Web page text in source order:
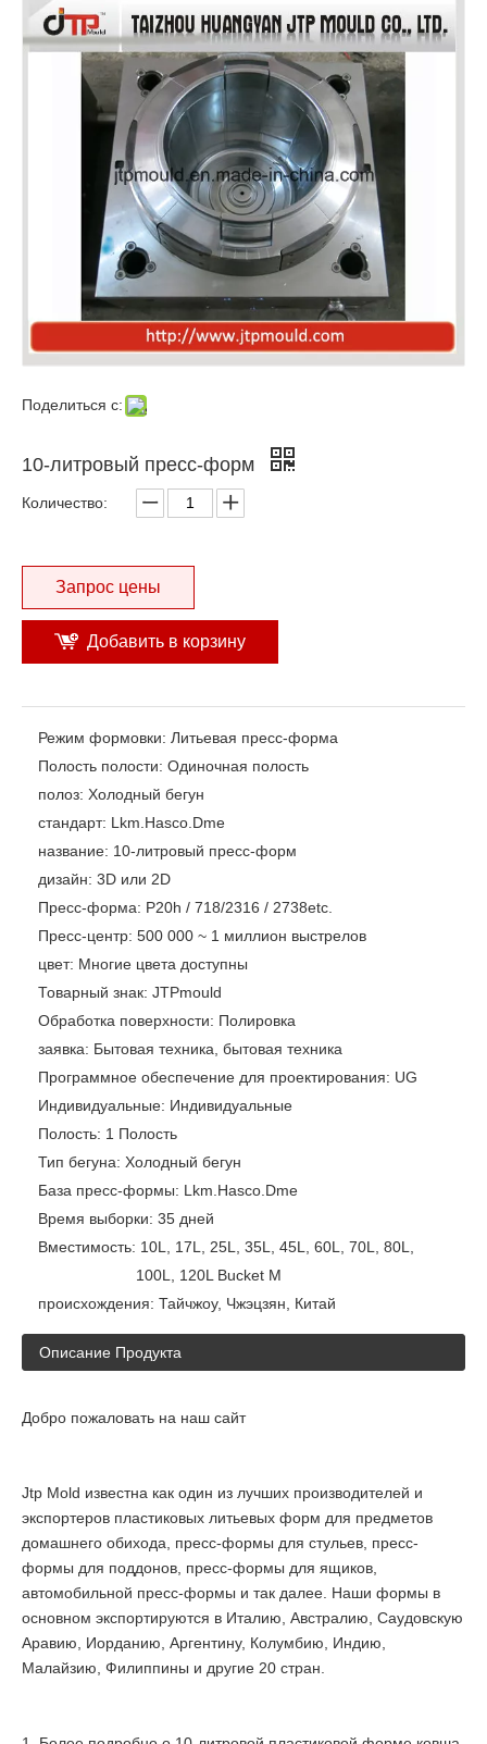
Поделиться с:
10-литровый пресс-форм
Количество:
Запрос цены
Добавить в корзину
Режим формовки: Литьевая пресс-форма
Полость полости: Одиночная полость
полоз: Холодный бегун
стандарт: Lkm.Hasco.Dme
название: 10-литровый пресс-форм
дизайн: 3D или 2D
Пресс-форма: P20h / 718/2316 / 2738etc.
Пресс-центр: 500 000 ~ 1 миллион выстрелов
цвет: Многие цвета доступны
Товарный знак: JTPmould
Обработка поверхности: Полировка
заявка: Бытовая техника, бытовая техника
Программное обеспечение для проектирования: UG
Индивидуальные: Индивидуальные
Полость: 1 Полость
Тип бегуна: Холодный бегун
База пресс-формы: Lkm.Hasco.Dme
Время выборки: 35 дней
Вместимость: 10L, 17L, 25L, 35L, 45L, 60L, 70L, 80L,
100L, 120L Bucket M
происхождения: Тайчжоу, Чжэцзян, Китай
Описание Продукта
Добро пожаловать на наш сайт
Jtp Mold известна как один из лучших производителей и
экспортеров пластиковых литьевых форм для предметов
домашнего обихода, пресс-формы для стульев, пресс-
формы для поддонов, пресс-формы для ящиков,
автомобильной пресс-формы и так далее. Наши формы в
основном экспортируются в Италию, Австралию, Саудовскую
Аравию, Иорданию, Аргентину, Колумбию, Индию,
Малайзию, Филиппины и другие 20 стран.